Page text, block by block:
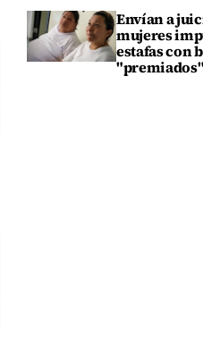
Envían a
mujeres
estafas con